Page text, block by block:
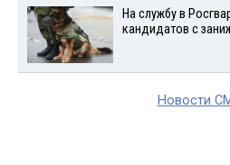
На службу в
кандидатов с
Новости